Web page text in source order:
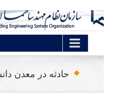
حادثه در معدن